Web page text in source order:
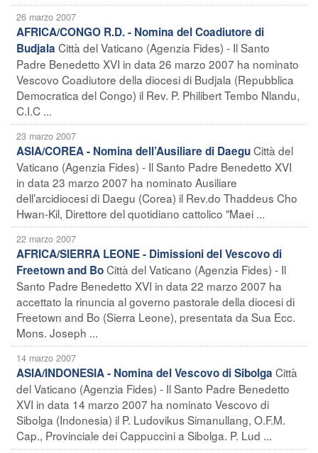
26 marzo 2007
AFRICA/CONGO R.D. - Nomina del Coadiutore di
Budjala Città del Vaticano (Agenzia Fides) - Il Santo
Padre Benedetto XVI in data 26 marzo 2007 ha nominato
Vescovo Coadiutore della diocesi di Budjala (Repubblica
Democratica del Congo) il Rev. P. Philibert Tembo Nlandu,
C.I.C ...
23 marzo 2007
ASIA/COREA - Nomina dell’Ausiliare di DaeguCittà del
Vaticano (Agenzia Fides) - Il Santo Padre Benedetto XVI
in data 23 marzo 2007 ha nominato Ausiliare
dell’arcidiocesi di Daegu (Corea) il Rev.do Thaddeus Cho
Hwan-Kil, Direttore del quotidiano cattolico "Maei ...
22 marzo 2007
AFRICA/SIERRA LEONE - Dimissioni del Vescovo di
Freetown and BoCittà del Vaticano (Agenzia Fides) - Il
Santo Padre Benedetto XVI in data 22 marzo 2007 ha
accettato la rinuncia al governo pastorale della diocesi di
Freetown and Bo (Sierra Leone), presentata da Sua Ecc.
Mons. Joseph ...
14 marzo 2007
ASIA/INDONESIA - Nomina del Vescovo di Sibolga Città
del Vaticano (Agenzia Fides) - Il Santo Padre Benedetto
XVI in data 14 marzo 2007 ha nominato Vescovo di
Sibolga (Indonesia) il P. Ludovikus Simanullang, O.F.M.
Cap., Provinciale dei Cappuccini a Sibolga. P. Lud ...